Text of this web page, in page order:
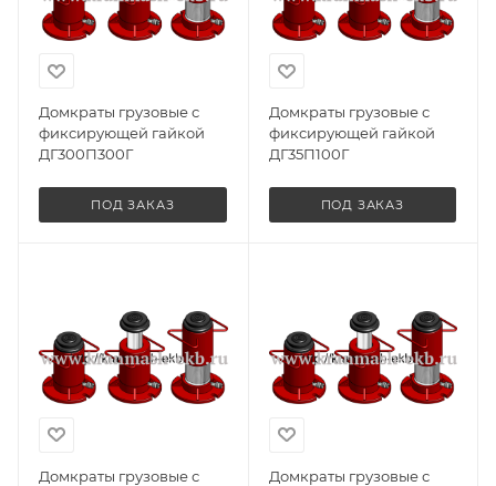
Домкраты грузовые с
фиксирующей гайкой
ДГ300П300Г
ПОД ЗАКАЗ
Домкраты грузовые с
фиксирующей гайкой
ДГ35П100Г
ПОД ЗАКАЗ
Домкраты грузовые с
Домкраты грузовые с